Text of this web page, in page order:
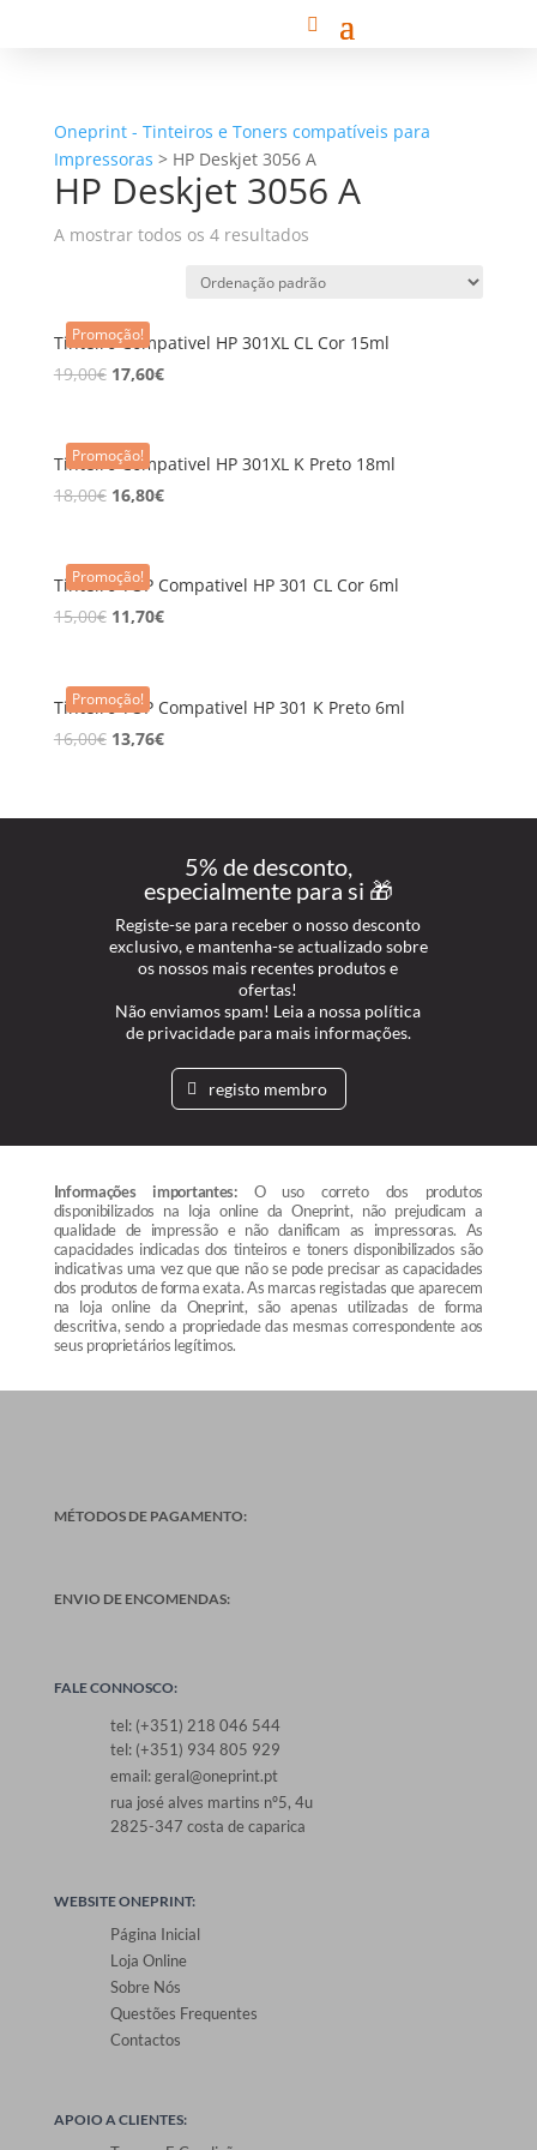
Oneprint - Tinteiros e Toners compatíveis para
Impressoras > HP Deskjet 3056 A
HP Deskjet 3056 A
A mostrar todos os 4 resultados
Promoção!
Tinteiro Compativel HP 301XL CL Cor 15ml
19,00€ 17,60€
Promoção!
Tinteiro Compativel HP 301XL K Preto 18ml
18,00€ 16,80€
Promoção!
Tinteiro TOP Compativel HP 301 CL Cor 6ml
15,00€ 11,70€
Promoção!
Tinteiro TOP Compativel HP 301 K Preto 6ml
16,00€ 13,76€
5% de desconto,
especialmente para si 🎁
Registe-se para receber o nosso desconto
exclusivo, e mantenha-se actualizado sobre
os nossos mais recentes produtos e
ofertas!
Não enviamos spam! Leia a nossa política
de privacidade para mais informações.
registo membro
Informações importantes: O uso correto dos produtos
disponibilizados na loja online da Oneprint, não prejudicam a
qualidade de impressão e não danificam as impressoras. As
capacidades indicadas dos tinteiros e toners disponibilizados são
indicativas uma vez que que não se pode precisar as capacidades
dos produtos de forma exata. As marcas registadas que aparecem
na loja online da Oneprint, são apenas utilizadas de forma
descritiva, sendo a propriedade das mesmas correspondente aos
seus proprietários legítimos.
MÉTODOS DE PAGAMENTO:
ENVIO DE ENCOMENDAS:
FALE CONNOSCO:
tel: (+351) 218 046 544
tel: (+351) 934 805 929
email: geral@oneprint.pt
rua josé alves martins nº5, 4u
2825-347 costa de caparica
WEBSITE ONEPRINT:
Página Inicial
Loja Online
Sobre Nós
Questões Frequentes
Contactos
APOIO A CLIENTES: